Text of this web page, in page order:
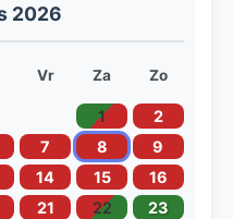
2026
Vr Za Zo
1
2
7 8
9
14 15
16
21 22
23